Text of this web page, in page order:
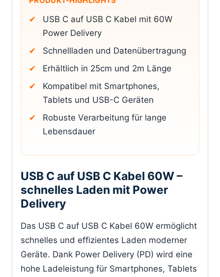
USB C auf USB C Kabel mit 60W
Power Delivery
Schnellladen und Datenübertragung
Erhältlich in 25cm und 2m Länge
Kompatibel mit Smartphones,
Tablets und USB-C Geräten
Robuste Verarbeitung für lange
Lebensdauer
USB C auf USB C Kabel 60W –
schnelles Laden mit Power
Delivery
Das USB C auf USB C Kabel 60W ermöglicht
schnelles und effizientes Laden moderner
Geräte. Dank Power Delivery (PD) wird eine
hohe Ladeleistung für Smartphones, Tablets